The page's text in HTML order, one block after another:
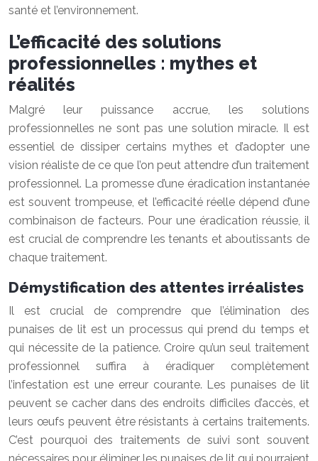
santé et l’environnement.
L’efficacité des solutions
professionnelles : mythes et
réalités
Malgré leur puissance accrue, les solutions
professionnelles ne sont pas une solution miracle. Il est
essentiel de dissiper certains mythes et d’adopter une
vision réaliste de ce que l’on peut attendre d’un traitement
professionnel. La promesse d’une éradication instantanée
est souvent trompeuse, et l’efficacité réelle dépend d’une
combinaison de facteurs. Pour une éradication réussie, il
est crucial de comprendre les tenants et aboutissants de
chaque traitement.
Démystification des attentes irréalistes
Il est crucial de comprendre que l’élimination des
punaises de lit est un processus qui prend du temps et
qui nécessite de la patience. Croire qu’un seul traitement
professionnel suffira à éradiquer complètement
l’infestation est une erreur courante. Les punaises de lit
peuvent se cacher dans des endroits difficiles d’accès, et
leurs œufs peuvent être résistants à certains traitements.
C’est pourquoi des traitements de suivi sont souvent